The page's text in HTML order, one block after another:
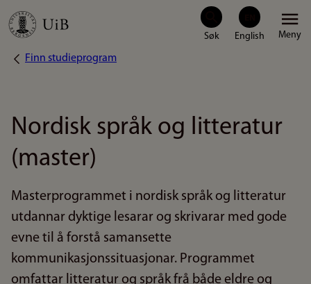
Hopp
hovedinnhold
Meny
Navigasjonssti
Finn studieprogram
Nordisk språk og litteratur
(master)
Masterprogrammet i nordisk språk og litteratur
utdannar dyktige lesarar og skrivarar med gode
evne til å forstå samansette
kommunikasjonssituasjonar. Programmet
omfattar litteratur og språk frå både eldre og